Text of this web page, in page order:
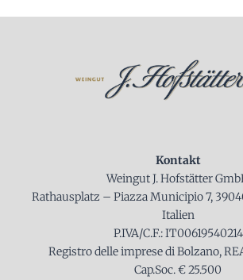
Kontakt
Weingut J. Hofstätter
Rathausplatz – Piazza Municipio 7,
Italien
P.IVA/C.F.: IT00619540214
Registro delle imprese di Bolzano,
Cap.Soc. € 25.500